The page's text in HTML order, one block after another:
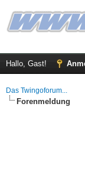
Hallo, Gast!
Das Twingoforum...
Forenmeldung